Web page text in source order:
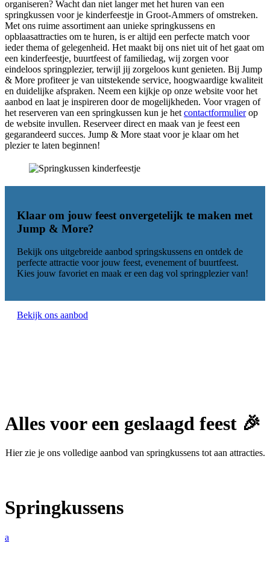
organiseren? Wacht dan niet langer met het huren van een
springkussen voor je kinderfeestje in Groot-Ammers of omstreken.
Met ons ruime assortiment aan unieke springkussens en
opblaasattracties om te huren, is er altijd een perfecte match voor
ieder thema of gelegenheid. Het maakt bij ons niet uit of het gaat om
een kinderfeestje, buurtfeest of familiedag, wij zorgen voor
eindeloos springplezier, terwijl jij zorgeloos kunt genieten. Bij Jump
& More profiteer je van uitstekende service, hoogwaardige kwaliteit
en duidelijke afspraken. Neem een kijkje op onze website voor het
aanbod en laat je inspireren door de mogelijkheden. Voor vragen of
het reserveren van een springkussen kun je het contactformulierop
de website invullen. Reserveer direct en maak van je feest een
gegarandeerd succes. Jump & More staat voor je klaar om het
plezier te laten beginnen!
Klaar om jouw feest onvergetelijk te maken met
Jump & More?
Bekijk ons uitgebreide aanbod springskussens en ontdek de
perfecte attractie voor jouw feest, evenement of buurtfeest.
Kies jouw favoriet en maak er een dag vol springplezier van!
Bekijk ons aanbod
Alles voor een geslaagd feest 🎉
Hier zie je ons volledige aanbod van springkussens tot aan attracties.
Springkussens
a